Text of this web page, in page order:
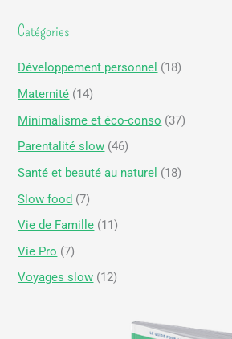
:Catégories
Développement personnel (18)
Maternité (14)
Minimalisme et éco-conso (37)
Parentalité slow (46)
Santé et beauté au naturel (18)
Slow food (7)
Vie de Famille (11)
Vie Pro (7)
Voyages slow (12)